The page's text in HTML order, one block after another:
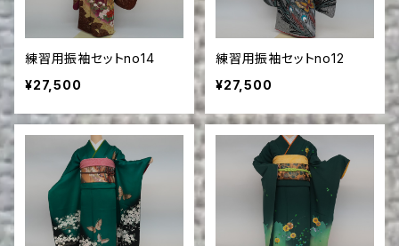
練習用振袖セットno14
¥27,500
練習用振袖セットno12
¥27,500